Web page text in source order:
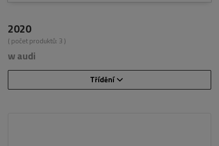
2020
( počet produktů: 3 )
w audi
Třídění